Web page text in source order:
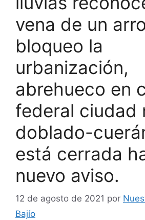
vena de un
bloqueo la
urbanización,
abrehueco en
federal ciudad
doblado-
está cerrada
nuevo aviso.
12 de agosto de 2021 por
Bajío